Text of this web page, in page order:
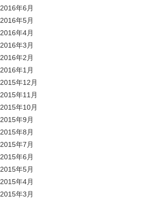
2016年6月
2016年5月
2016年4月
2016年3月
2016年2月
2016年1月
2015年12月
2015年11月
2015年10月
2015年9月
2015年8月
2015年7月
2015年6月
2015年5月
2015年4月
2015年3月